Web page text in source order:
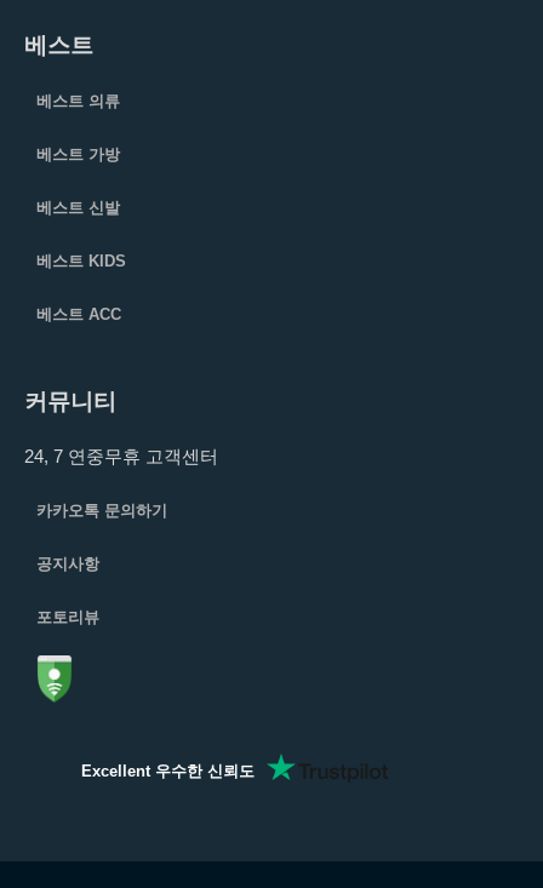
베스트
베스트 의류
베스트 가방
베스트 신발
베스트 KIDS
베스트 ACC
커뮤니티
24, 7 연중무휴 고객센터
카카오톡 문의하기
공지사항
포토리뷰
Excellent 우수한 신뢰도